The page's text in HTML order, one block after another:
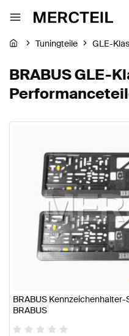
Tuningteile GLE-
BRABUS GLE-
BRABUS
BRABUS